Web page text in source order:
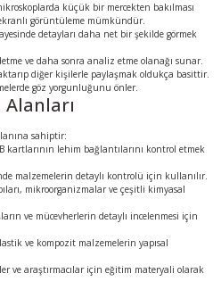
küçük bir mercekten bakılması
görüntüleme mümkündür.
detayları daha net bir şekilde görmek
ve daha sonra analiz etme olanağı sunar.
diğer kişilerle paylaşmak oldukça basittir.
göz yorgunluğunu önler.
sahiptir:
kartlarının lehim bağlantılarını kontrol etmek
malzemelerin detaylı kontrolü için kullanılır.
mikroorganizmalar ve çeşitli kimyasal
ve mücevherlerin detaylı incelenmesi için
ve kompozit malzemelerin yapısal
ve araştırmacılar için eğitim materyali olarak